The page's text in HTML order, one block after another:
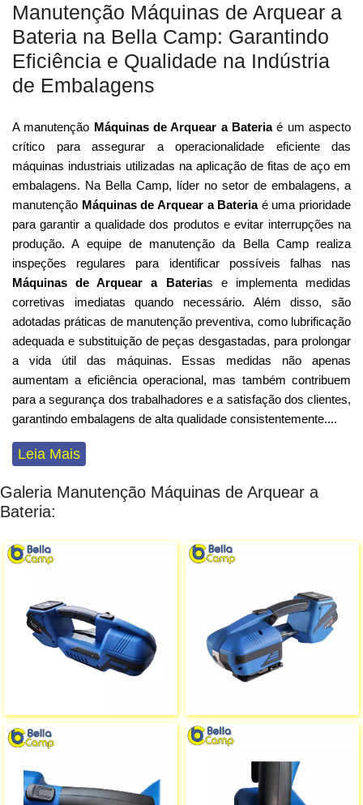
Manutenção Máquinas de Arquear a
Bateria na Bella Camp: Garantindo
Eficiência e Qualidade na Indústria
de Embalagens
A manutenção Máquinas de Arquear a Bateriaé um aspecto
crítico para assegurar a operacionalidade eficiente das
máquinas industriais utilizadas na aplicação de fitas de aço em
embalagens. Na Bella Camp, líder no setor de embalagens, a
manutenção Máquinas de Arquear a Bateriaé uma prioridade
para garantir a qualidade dos produtos e evitar interrupções na
produção. A equipe de manutenção da Bella Camp realiza
inspeções regulares para identificar possíveis falhas nas
Máquinas de Arquear a Baterias e implementa medidas
corretivas imediatas quando necessário. Além disso, são
adotadas práticas de manutenção preventiva, como lubrificação
adequada e substituição de peças desgastadas, para prolongar
a vida útil das máquinas. Essas medidas não apenas
aumentam a eficiência operacional, mas também contribuem
para a segurança dos trabalhadores e a satisfação dos clientes,
garantindo embalagens de alta qualidade consistentemente....
Leia Mais
Galeria Manutenção Máquinas de Arquear a
Bateria: